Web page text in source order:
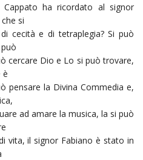
ha ricordato al signor
si
cecità e di tetraplegia? Si può
cercare Dio e Lo si può trovare,
è
pensare la Divina Commedia e,
ad amare la musica, la si può
vita, il signor Fabiano è stato in